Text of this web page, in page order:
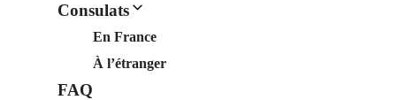
Consulats
En France
À l’étranger
FAQ